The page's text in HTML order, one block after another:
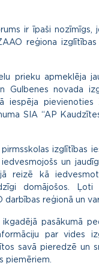
ir īpaši nozīmīgs,
reģiona
prieku apmeklēja
Gulbenes novada
iespēja pievienoties
SIA “AP
izglītības
un
reizē kā
domājošos. Ļoti
darbības reģionā un
pasākumā
par vides
savā pieredzē un
piemēriem.